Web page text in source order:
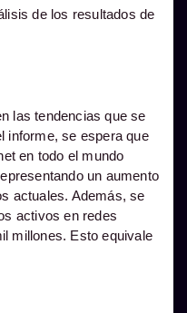
de los resultados de
las tendencias que se
informe, se espera que
en todo el mundo
un aumento
actuales. Además, se
activos en redes
millones. Esto equivale